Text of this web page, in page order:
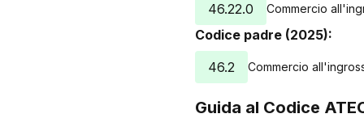
46.22.0
Commercio
Codice padre (2025):
46.2
Commercio
Guida al Codice